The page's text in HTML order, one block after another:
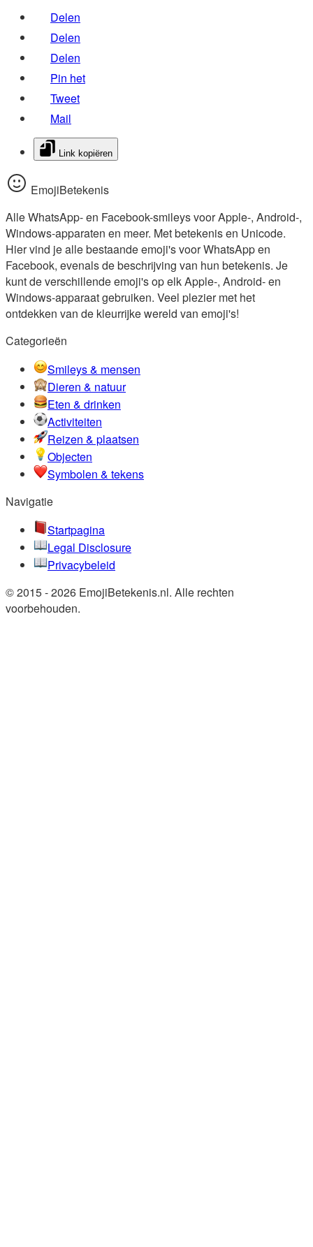
Delen
Delen
Delen
Pin het
Tweet
Mail
Link kopiëren
EmojiBetekenis
Alle WhatsApp- en Facebook-smileys voor Apple-, Android-,
Windows-apparaten en meer. Met betekenis en Unicode.
Hier vind je alle bestaande emoji's voor WhatsApp en
Facebook, evenals de beschrijving van hun betekenis. Je
kunt de verschillende emoji's op elk Apple-, Android- en
Windows-apparaat gebruiken. Veel plezier met het
ontdekken van de kleurrijke wereld van emoji's!
Categorieën
Smileys & mensen
Dieren & natuur
Eten & drinken
Activiteiten
Reizen & plaatsen
Objecten
Symbolen & tekens
Navigatie
Startpagina
Legal Disclosure
Privacybeleid
© 2015 - 2026 EmojiBetekenis.nl. Alle rechten
voorbehouden.